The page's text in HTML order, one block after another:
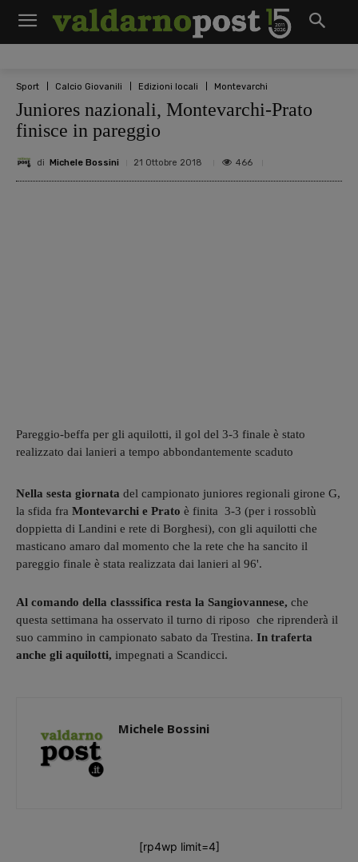
Sport Calcio Giovanili Edizioni locali Montevarchi
Juniores nazionali, Montevarchi-Prato
finisce in pareggio
di Michele Bossini 21 Ottobre 2018 466
Pareggio-beffa per gli aquilotti, il gol del 3-3 finale è stato
realizzato dai lanieri a tempo abbondantemente scaduto
Nella sesta giornata del campionato juniores regionali girone G,
la sfida fra Montevarchi e Prato è finita 3-3 (per i rossoblù
doppietta di Landini e rete di Borghesi), con gli aquilotti che
masticano amaro dal momento che la rete che ha sancito il
pareggio finale è stata realizzata dai lanieri al 96'.
Al comando della classsifica resta la Sangiovannese, che
questa settimana ha osservato il turno di riposo che riprenderà il
suo cammino in campionato sabato da Trestina. In traferta
anche gli aquilotti, impegnati a Scandicci.
Michele Bossini
[rp4wp limit=4]